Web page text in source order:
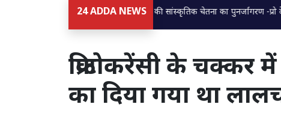
24 ADDA NEWS
राष्ट्रगान और रामराज्य : भारत की सांस्कृतिक चेतना का पुनर्जागरण -प्रो देव प्रकाश
क्रिप्टोकरेंसी के चक्कर
का दिया गया था